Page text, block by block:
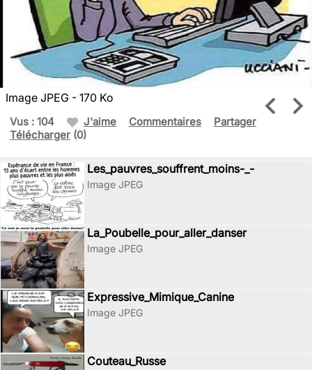
Image JPEG - 170 Ko
Vus : 104 J'aime Commentaires
Partager
Télécharger (0)
Les_pauvres_souffrent_moins-_-
Image JPEG
La_Poubelle_pour_aller_danser
Image JPEG
Expressive_Mimique_Canine
Image JPEG
Couteau_Russe